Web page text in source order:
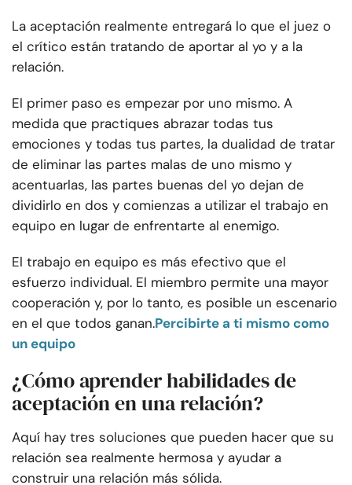
La aceptación realmente entregará lo que el juez o
el crítico están tratando de aportar al yo y a la
relación.
El primer paso es empezar por uno mismo. A
medida que practiques abrazar todas tus
emociones y todas tus partes, la dualidad de tratar
de eliminar las partes malas de uno mismo y
acentuarlas, las partes buenas del yo dejan de
dividirlo en dos y comienzas a utilizar el trabajo en
equipo en lugar de enfrentarte al enemigo.
El trabajo en equipo es más efectivo que el
esfuerzo individual. El miembro permite una mayor
cooperación y, por lo tanto, es posible un escenario
en el que todos ganan.Percibirte a ti mismo como
un equipo
¿Cómo aprender habilidades de
aceptación en una relación?
Aquí hay tres soluciones que pueden hacer que su
relación sea realmente hermosa y ayudar a
construir una relación más sólida.